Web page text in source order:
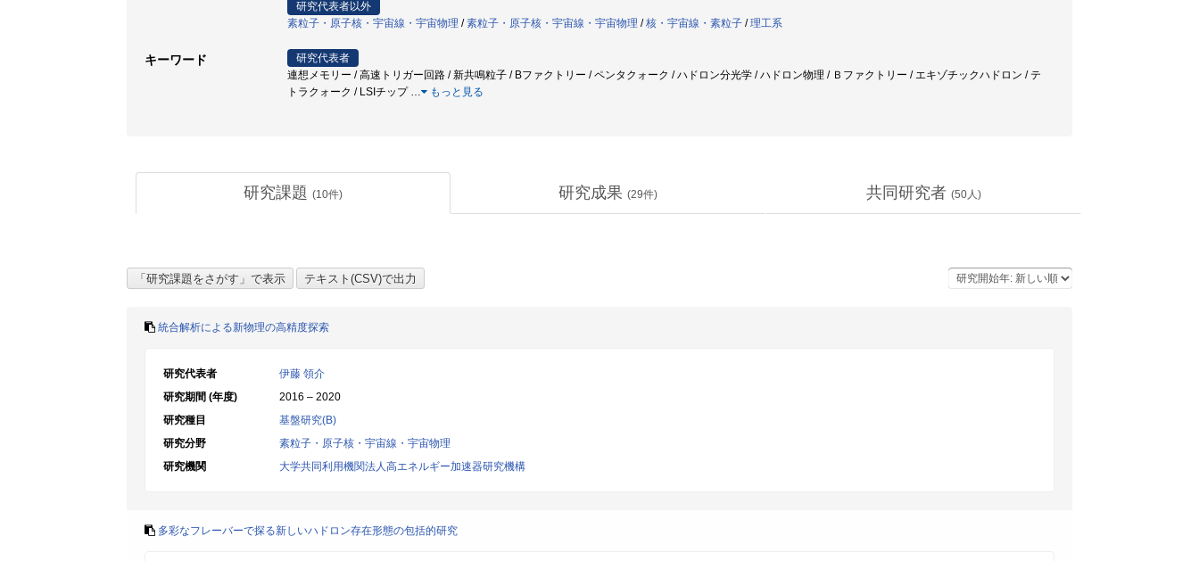
研究代表者以外
素粒子・原子核・宇宙線・宇宙物理 /素粒子・原子核・宇宙線・宇宙物理 /核・宇宙線・素粒子 /理工系
キーワード
研究代表者
連想メモリー / 高速トリガー回路 / 新共鳴粒子 / Bファクトリー / ペンタクォーク / ハドロン分光学 / ハドロン物理 / Ｂファクトリー / エキゾチックハドロン / テ
トラクォーク / LSIチップ … もっと見る
研究課題 (10件) 研究成果 (29件) 共同研究者 (50人)
統合解析による新物理の高精度探索
研究代表者
伊藤 領介
研究期間 (年度)
2016 – 2020
研究種目
基盤研究(B)
研究分野
素粒子・原子核・宇宙線・宇宙物理
研究機関
大学共同利用機関法人高エネルギー加速器研究機構
多彩なフレーバーで探る新しいハドロン存在形態の包括的研究